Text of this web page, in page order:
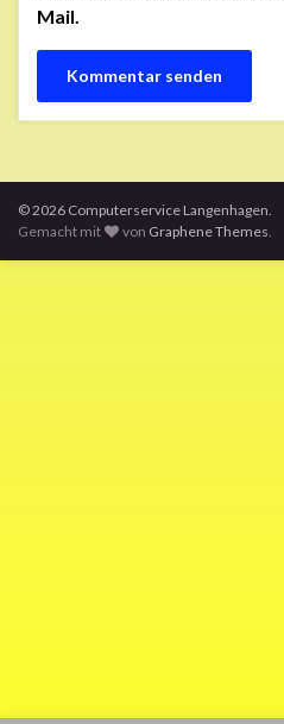
Mail.
© 2026 Computerservice Langenhagen.
Gemacht mit
von Graphene Themes